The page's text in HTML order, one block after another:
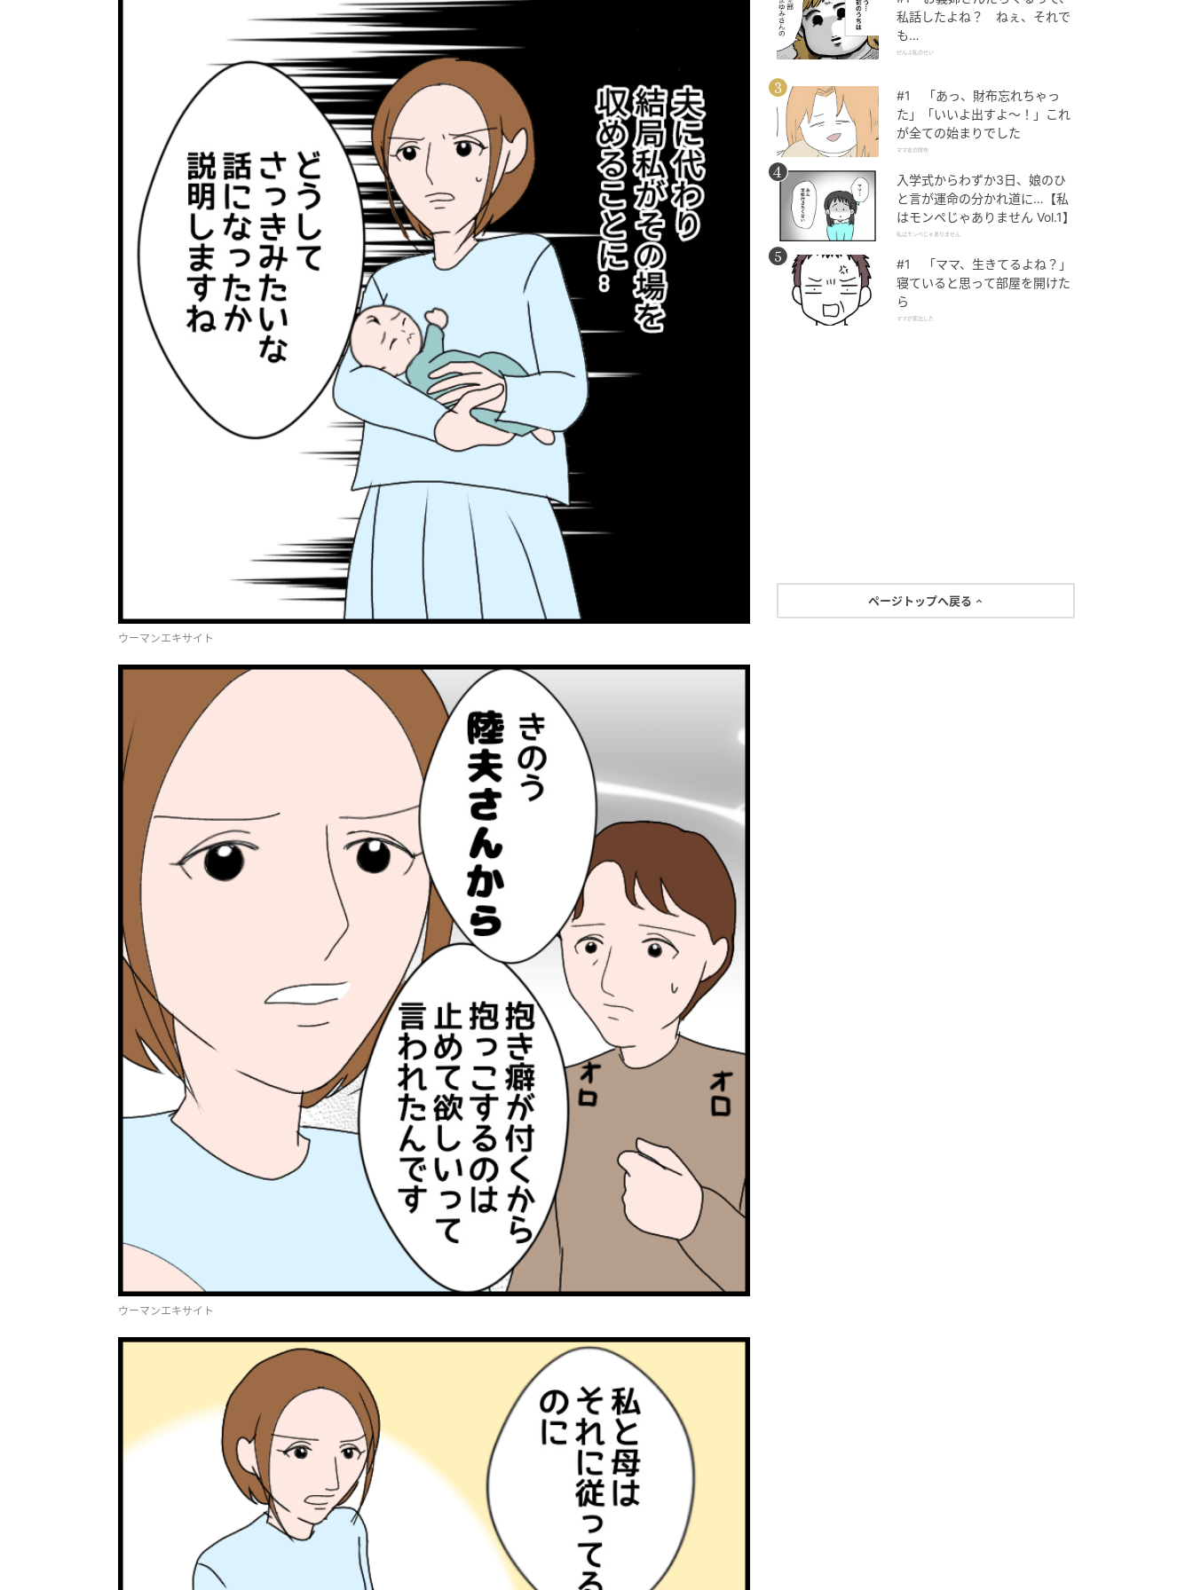
ウーマンエキサイト
ウーマンエキサイト
私話したよね？ ねぇ、それで
も…
ぜんぶ私のせい
#1 「あっ、財布忘れちゃっ
た」「いいよ出すよ〜！」これ
が全ての始まりでした
ママ友の財布
入学式からわずか3日、娘のひ
と言が運命の分かれ道に…【私
はモンペじゃありません Vol.1】
私はモンペじゃありません
#1 「ママ、生きてるよね？」
寝ていると思って部屋を開けた
ら
ママが家出した
ページトップへ戻る